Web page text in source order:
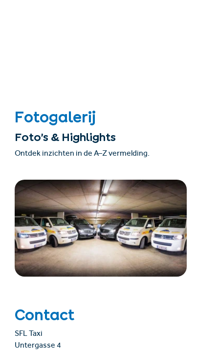
Fotogalerij
Foto’s & Highlights
Ontdek inzichten in de A–Z vermelding.
Contact
SFL Taxi
Untergasse 4